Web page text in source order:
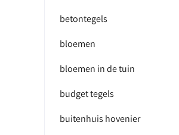
betontegels
bloemen
bloemen in de tuin
budget tegels
buitenhuis hovenier